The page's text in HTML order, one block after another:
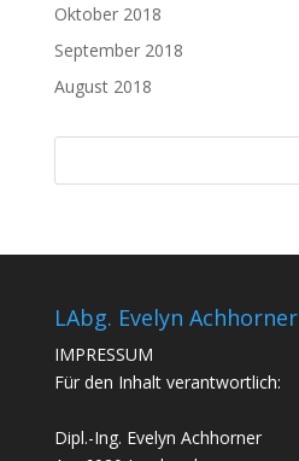
Oktober 2018
September 2018
August 2018
LAbg. Evelyn Achhorner
IMPRESSUM
Für den Inhalt verantwortlich:
Dipl.-Ing. Evelyn Achhorner